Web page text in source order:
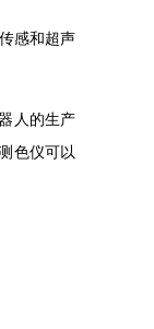
感和超声
人的生产
色仪可以